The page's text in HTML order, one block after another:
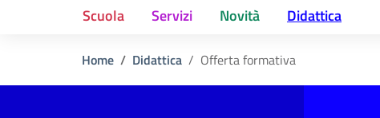
Scuola Servizi Novità Didattica
Home Didattica Offerta formativa